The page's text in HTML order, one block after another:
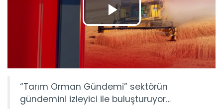
“Tarım Orman Gündemi” sektörün
gündemini izleyici ile buluşturuyor…